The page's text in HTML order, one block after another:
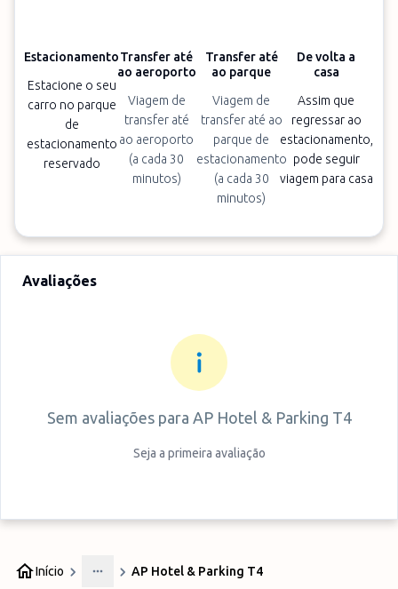
Estacionamento
Estacione o seu
carro no parque
de
estacionamento
reservado
Transfer até
ao aeroporto
Viagem de
transfer até
ao aeroporto
(a cada 30
minutos)
Transfer até
ao parque
Viagem de
transfer até ao
parque de
estacionamento
(a cada 30
minutos)
De volta a
casa
Assim que
regressar ao
estacionamento,
pode seguir
viagem para casa
Avaliações
Sem avaliações para AP Hotel & Parking T4
Seja a primeira avaliação
Início
More
AP Hotel & Parking T4